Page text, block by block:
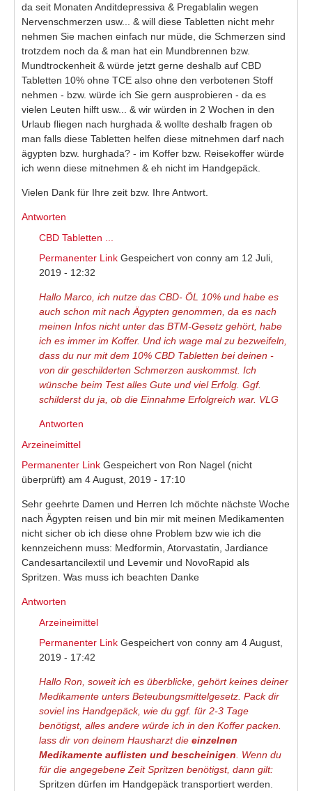
da seit Monaten Anditdepressiva & Pregablalin wegen
Nervenschmerzen usw... & will diese Tabletten nicht mehr
nehmen Sie machen einfach nur müde, die Schmerzen sind
trotzdem noch da & man hat ein Mundbrennen bzw.
Mundtrockenheit & würde jetzt gerne deshalb auf CBD
Tabletten 10% ohne TCE also ohne den verbotenen Stoff
nehmen - bzw. würde ich Sie gern ausprobieren - da es
vielen Leuten hilft usw... & wir würden in 2 Wochen in den
Urlaub fliegen nach hurghada & wollte deshalb fragen ob
man falls diese Tabletten helfen diese mitnehmen darf nach
ägypten bzw. hurghada? - im Koffer bzw. Reisekoffer würde
ich wenn diese mitnehmen & eh nicht im Handgepäck.
Vielen Dank für Ihre zeit bzw. Ihre Antwort.
Antworten
CBD Tabletten ...
Permanenter Link Gespeichert von conny am 12 Juli,
2019 - 12:32
Hallo Marco, ich nutze das CBD- ÖL 10% und habe es
auch schon mit nach Ägypten genommen, da es nach
meinen Infos nicht unter das BTM-Gesetz gehört, habe
ich es immer im Koffer. Und ich wage mal zu bezweifeln,
dass du nur mit dem 10% CBD Tabletten bei deinen -
von dir geschilderten Schmerzen auskommst. Ich
wünsche beim Test alles Gute und viel Erfolg. Ggf.
schilderst du ja, ob die Einnahme Erfolgreich war. VLG
Antworten
Arzeineimittel
Permanenter Link Gespeichert von Ron Nagel (nicht
überprüft) am 4 August, 2019 - 17:10
Sehr geehrte Damen und Herren Ich möchte nächste Woche
nach Ägypten reisen und bin mir mit meinen Medikamenten
nicht sicher ob ich diese ohne Problem bzw wie ich die
kennzeichenn muss: Medformin, Atorvastatin, Jardiance
Candesartancilextil und Levemir und NovoRapid als
Spritzen. Was muss ich beachten Danke
Antworten
Arzeineimittel
Permanenter Link Gespeichert von conny am 4 August,
2019 - 17:42
Hallo Ron, soweit ich es überblicke, gehört keines deiner
Medikamente unters Beteubungsmittelgesetz. Pack dir
soviel ins Handgepäck, wie du ggf. für 2-3 Tage
benötigst, alles andere würde ich in den Koffer packen.
lass dir von deinem Hausharzt die einzelnen
Medikamente auflisten und bescheinigen . Wenn du
für die angegebene Zeit Spritzen benötigst, dann gilt:
Spritzen dürfen im Handgepäck transportiert werden.